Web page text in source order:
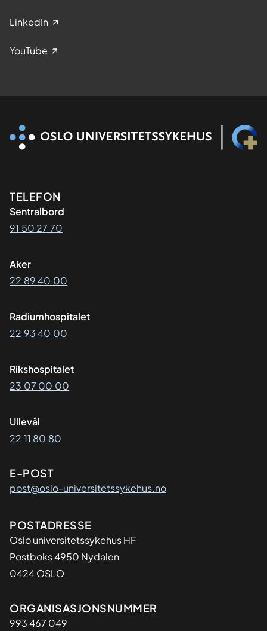
LinkedIn
YouTube
Kontaktinformasjon
TELEFON
Sentralbord
91 50 27 70
Aker
22 89 40 00
Radiumhospitalet
22 93 40 00
Rikshospitalet
23 07 00 00
Ullevål
22 11 80 80
E-POST
post@oslo-universitetssykehus.no
Adresse
POSTADRESSE
Oslo universitetssykehus HF
Postboks 4950 Nydalen
0424 OSLO
Organisasjon
ORGANISASJONSNUMMER
993 467 049